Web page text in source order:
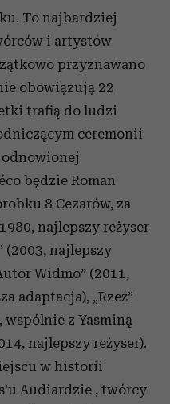
To najbardziej
i artystów
przyznawano
obowiązują 22
trafią do ludzi
ceremonii
odnowionej
będzie Roman
8 Cezarów, za
najlepszy reżyser
(2003, najlepszy
Widmo” (2011,
adaptacja), „Rzeź”
wspólnie z Yasminą
najlepszy reżyser).
w historii
Audiardzie , twórcy